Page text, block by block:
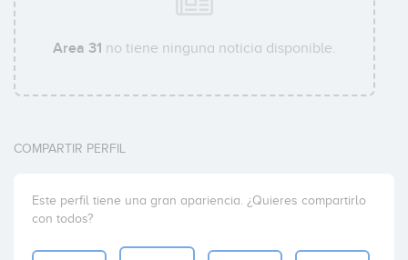
Usa (+12)
Area 31 no tiene ninguna noticia disponible.
COMPARTIR PERFIL
Este perfil tiene una gran apariencia. ¿Quieres compartirlo
con todos?